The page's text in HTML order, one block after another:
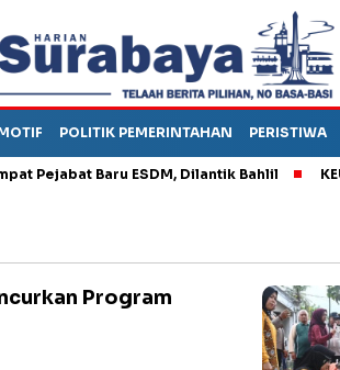
POLITIK PEMERINTAHAN PERISTIWA
Baru ESDM, Dilantik Bahlil
Program